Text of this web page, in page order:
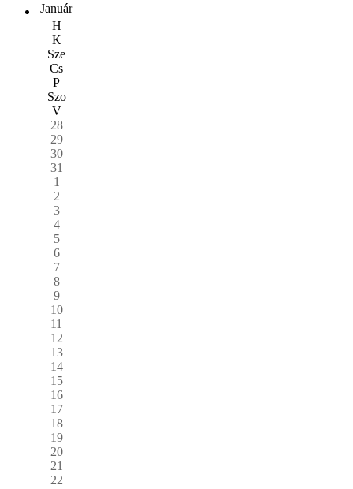
Január
H
K
Sze
Cs
P
Szo
V
28
29
30
31
1
2
3
4
5
6
7
8
9
10
11
12
13
14
15
16
17
18
19
20
21
22